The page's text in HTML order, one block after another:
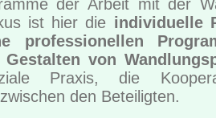
der Arbeit mit der
ist hier die individuelle
professionellen
von
Praxis, die
den Beteiligten.